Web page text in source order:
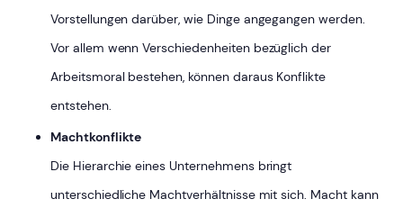
Vorstellungen darüber, wie Dinge angegangen werden.
Vor allem wenn Verschiedenheiten bezüglich der
Arbeitsmoral bestehen, können daraus Konflikte
entstehen.
Machtkonflikte
Die Hierarchie eines Unternehmens bringt
unterschiedliche Machtverhältnisse mit sich. Macht kann